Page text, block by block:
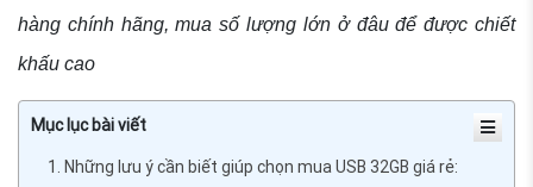
hàng chính hãng, mua số lượng lớn ở đâu để được chiết
khấu cao
Mục lục bài viết
1. Những lưu ý cần biết giúp chọn mua USB 32GB giá rẻ: